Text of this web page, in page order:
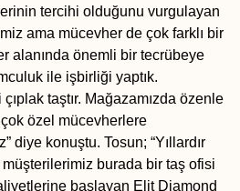
tercihi olduğunu vurgulayan
ama mücevher de çok farklı bir
alanında önemli bir tecrübeye
ile işbirliği yaptık.
taştır. Mağazamızda özenle
çok özel mücevherlere
diye konuştu. Tosun; “Yıllardır
burada bir taş ofisi
başlayan Elit Diamond